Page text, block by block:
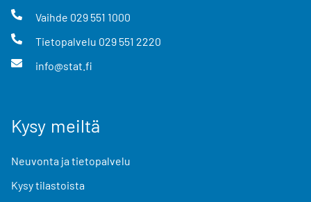
Vaihde 029 551 1000
Tietopalvelu 029 551 2220
info@stat.fi
Kysy meiltä
Neuvonta ja tietopalvelu
Kysy tilastoista